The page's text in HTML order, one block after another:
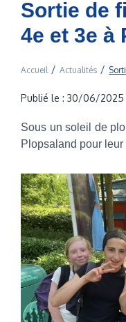
Sortie de
4e et 3e à
Accueil Actualités
Publié le : 30/06/2025
Sous un soleil de
Plopsaland pour